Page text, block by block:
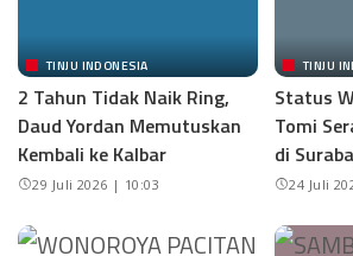
TINJU INDONESIA
2 Tahun Tidak Naik Ring,
Daud Yordan Memutuskan
Kembali ke Kalbar
29 Juli 2026 | 10:03
TINJU
Status
Tomi
di
24 Juli